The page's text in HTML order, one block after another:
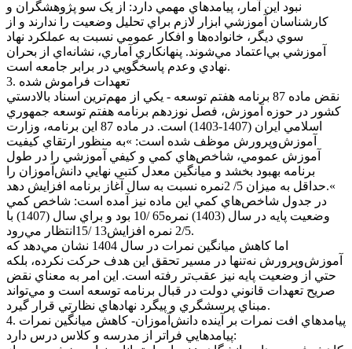
نبود اين آمار، پيامد‌هاي مهمي دارد: از يک سو پژوهشگران و
کارشناسان آموزشي ابزار لازم براي تحليل وضعيت را ندارند و از
سوي ديگر، خانواده‌ها و افکار عمومي نسبت به عملکرد نهاد
آموزشي بي‌اعتماد مي‌شوند. پنهانکاري آماري، نشانه‌اي از بحران
نهادي وعدم پاسخگويي در برابر جامعه است.
3. تعهدات فراموش شده
نقض ماده 87 برنامه هفتم توسعه - يکي از مهم‌ترين اسناد بالادستي
کشور در حوزه آموزش، فصل نوزدهم برنامه هفتم توسعه جمهوري
اسلامي ايران (1407-1403) است. در ماده 87 اين برنامه، وزارت
آموزش‌وپرورش موظف شده است: »به منظور ارتقاي کيفيت
آموزش عمومي، شاخص‌هاي کمي و کيفي آموزشي را در طول
برنامه بهبود بخشد و ميانگين معدل کتبي نهايي دانش‌آموزان را
حداقل به ميزان 5/ 2نمره نسبت به سال آغاز برنامه افزايش دهد.«
در جدول شاخص‌هاي کمي اين ماده نيز آمده است: شاخص کمي
وضعيت پايه در سال (1403) نمره65 /10 بود و براي سال (1407) با
2/5 نمره افزايش13 /15انتظار مي‌رود.
اما کاهش ميانگين نمرات در سال 1404 نشان مي‌دهد که
آموزش‌وپرورش نه‌تنها در مسير تحقق اين هدف حرکت نکرده، بلکه
حتي از وضعيت پايه نيز عقب‌تر رفته است. اين امر به معناي نقض
صريح تعهدات قانوني دولت در قبال برنامه توسعه است و مي‌تواند
مبناي پرسشگري و پيگرد نهاد‌هاي نظارتي قرار گيرد.
4. پيامد‌هاي افت نمرات بر آينده دانش‌آموزان- کاهش ميانگين نمرات
پيامد‌هايي فراتر از مدرسه و کلاس درس دارد: